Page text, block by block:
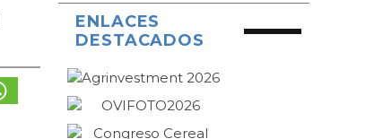
ENLACES
DESTACADOS